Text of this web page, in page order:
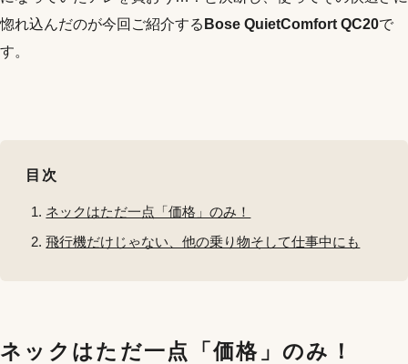
惚れ込んだのが今回ご紹介する Bose QuietComfort QC20で
す。
目次
ネックはただ一点「価格」のみ！
飛行機だけじゃない、他の乗り物そして仕事中にも
ネックはただ一点「価格」のみ！